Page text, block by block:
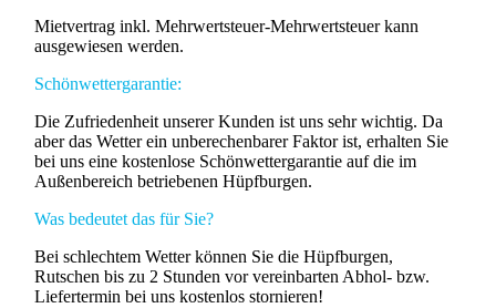
Mietvertrag inkl. Mehrwertsteuer-Mehrwertsteuer kann
ausgewiesen werden.
Schönwettergarantie:
Die Zufriedenheit unserer Kunden ist uns sehr wichtig. Da
aber das Wetter ein unberechenbarer Faktor ist, erhalten Sie
bei uns eine kostenlose Schönwettergarantie auf die im
Außenbereich betriebenen Hüpfburgen.
Was bedeutet das für Sie?
Bei schlechtem Wetter können Sie die Hüpfburgen,
Rutschen bis zu 2 Stunden vor vereinbarten Abhol- bzw.
Liefertermin bei uns kostenlos stornieren!